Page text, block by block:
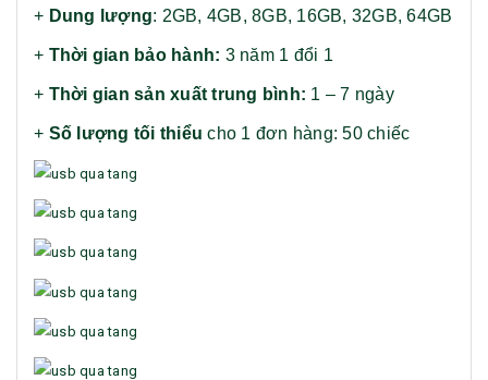
+ Dung lượng: 2GB, 4GB, 8GB, 16GB, 32GB, 64GB
+ Thời gian bảo hành: 3 năm 1 đổi 1
+ Thời gian sản xuất trung bình: 1 – 7 ngày
+ Số lượng tối thiểu cho 1 đơn hàng: 50 chiếc